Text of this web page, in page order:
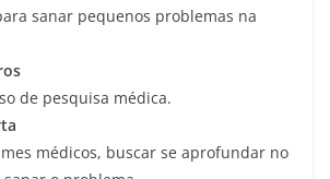
sanar pequenos problemas na
de pesquisa médica.
médicos, buscar se aprofundar no